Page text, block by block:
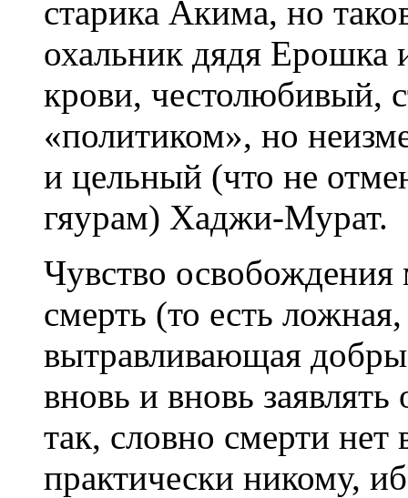
старика Акима, но
охальник дядя
крови, честолюбивый,
«политиком», но
и цельный (что не
гяурам) Хаджи-Мурат.
Чувство освобождения
смерть (то есть
вытравливающая
вновь и вновь
так, словно смерти нет
практически никому,